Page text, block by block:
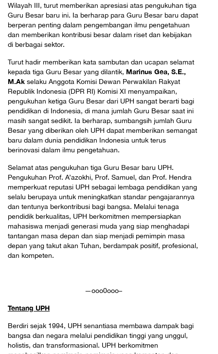
Wilayah III, turut memberikan apresiasi atas pengukuhan tiga
Guru Besar baru ini. Ia berharap para Guru Besar baru dapat
berperan penting dalam pengembangan ilmu pengetahuan
dan memberikan kontribusi besar dalam riset dan kebijakan
di berbagai sektor.
Turut hadir memberikan kata sambutan dan ucapan selamat
kepada tiga Guru Besar yang dilantik, Marinus Gea, S.E.,
M.Ak selaku Anggota Komisi Dewan Perwakilan Rakyat
Republik Indonesia (DPR RI) Komisi XI menyampaikan,
pengukuhan ketiga Guru Besar dari UPH sangat berarti bagi
pendidikan di Indonesia, di mana jumlah Guru Besar saat ini
masih sangat sedikit. Ia berharap, sumbangsih jumlah Guru
Besar yang diberikan oleh UPH dapat memberikan semangat
baru dalam dunia pendidikan Indonesia untuk terus
berinovasi dalam ilmu pengetahuan.
Selamat atas pengukuhan tiga Guru Besar baru UPH.
Pengukuhan Prof. A’azokhi, Prof. Samuel, dan Prof. Hendra
memperkuat reputasi UPH sebagai lembaga pendidikan yang
selalu berupaya untuk meningkatkan standar pengajarannya
dan tentunya berkontribusi bagi bangsa. Melalui tenaga
pendidik berkualitas, UPH berkomitmen mempersiapkan
mahasiswa menjadi generasi muda yang siap menghadapi
tantangan masa depan dan siap menjadi pemimpin masa
depan yang takut akan Tuhan, berdampak positif, profesional,
dan kompeten.
—ooo0ooo–
Tentang UPH
Berdiri sejak 1994, UPH senantiasa membawa dampak bagi
bangsa dan negara melalui pendidikan tinggi yang unggul,
holistis, dan transformasional. UPH berkomitmen